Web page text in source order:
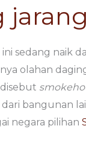
sedang naik
olahan
bangunan
negara pilihan